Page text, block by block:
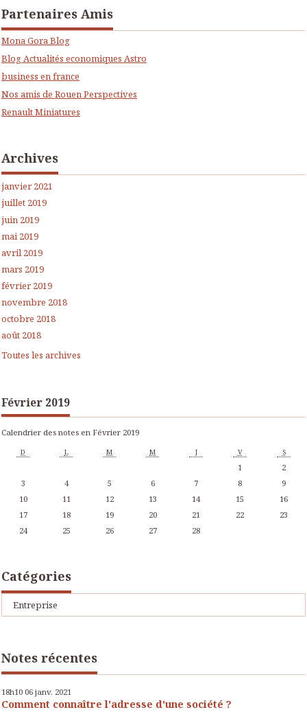
Partenaires Amis
Mona Gora Blog
Blog Actualités economiques Astro
business en france
Nos amis de Rouen Perspectives
Renault Miniatures
Archives
janvier 2021
juillet 2019
juin 2019
mai 2019
avril 2019
mars 2019
février 2019
novembre 2018
octobre 2018
août 2018
Toutes les archives
Février 2019
Calendrier des notes en Février 2019
D L M M J V S
1
2
3
4 5 6 7 8
9
10
11 12 13 14 15
16
17
18 19 20 21 22
23
24
25 26 27 28
Catégories
Entreprise
Notes récentes
18h10 06 janv. 2021
Comment connaître l'adresse d'une société ?